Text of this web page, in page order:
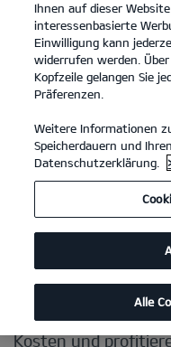
Ihnen auf dieser
interessenbasierte
Einwilligung kann
widerrufen werden.
Kopfzeile gelangen Sie
Präferenzen.
Weitere Informationen
Speicherdauern und
Datenschutzerklärung.
Alle